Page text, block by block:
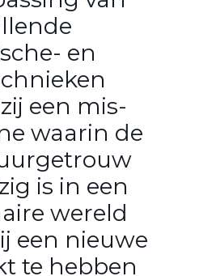
en
een mis-
waarin de
is in een
wereld
een nieuwe
te hebben